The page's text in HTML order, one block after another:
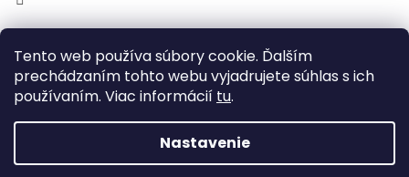
Tento web používa súbory cookie. Ďalším
prechádzaním tohto webu vyjadrujete súhlas s ich
používaním. Viac informácií tu.
Nastavenie
Vytvoril Shoptet
TRIVEO spol. s r.o.
vyhradené.